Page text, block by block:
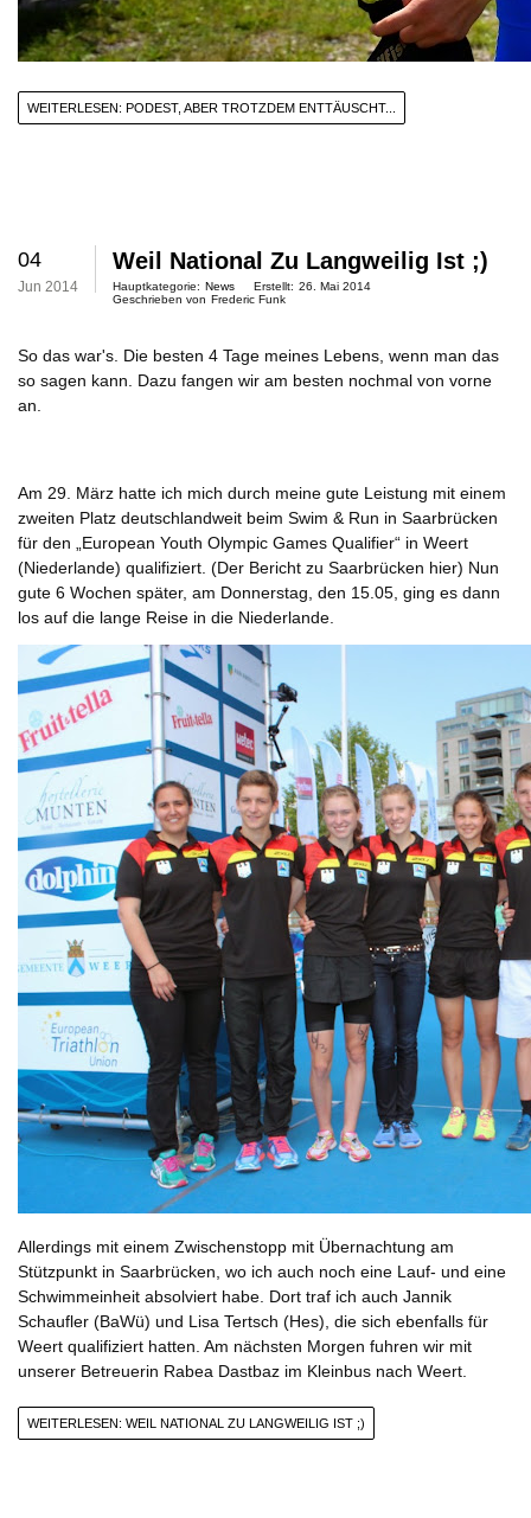
WEITERLESEN: PODEST, ABER TROTZDEM ENTTÄUSCHT...
04
Jun 2014
Weil National Zu Langweilig Ist ;)
Hauptkategorie: News Erstellt: 26. Mai 2014
Geschrieben von Frederic Funk
So das war's. Die besten 4 Tage meines Lebens, wenn man das
so sagen kann. Dazu fangen wir am besten nochmal von vorne
an.
Am 29. März hatte ich mich durch meine gute Leistung mit einem
zweiten Platz deutschlandweit beim Swim & Run in Saarbrücken
für den „European Youth Olympic Games Qualifier“ in Weert
(Niederlande) qualifiziert. (Der Bericht zu Saarbrücken hier) Nun
gute 6 Wochen später, am Donnerstag, den 15.05, ging es dann
los auf die lange Reise in die Niederlande.
Allerdings mit einem Zwischenstopp mit Übernachtung am
Stützpunkt in Saarbrücken, wo ich auch noch eine Lauf- und eine
Schwimmeinheit absolviert habe. Dort traf ich auch Jannik
Schaufler (BaWü) und Lisa Tertsch (Hes), die sich ebenfalls für
Weert qualifiziert hatten. Am nächsten Morgen fuhren wir mit
unserer Betreuerin Rabea Dastbaz im Kleinbus nach Weert.
WEITERLESEN: WEIL NATIONAL ZU LANGWEILIG IST ;)